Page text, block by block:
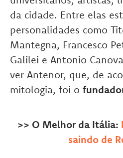
da cidade. Entre elas
personalidades como
Mantegna, Francesco
Galilei e Antonio
ver Antenor, que, de
mitologia, foi o
>> O Melhor da Itália:
saindo de